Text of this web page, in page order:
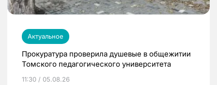
Актуальное
Прокуратура проверила душевые в общежитии
Томского педагогического университета
11:30 / 05.08.26